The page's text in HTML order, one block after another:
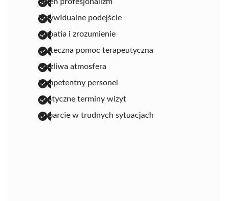
indywidualne podejście
empatia i zrozumienie
skuteczna pomoc terapeutyczna
życzliwa atmosfera
kompetentny personel
elastyczne terminy wizyt
wsparcie w trudnych sytuacjach